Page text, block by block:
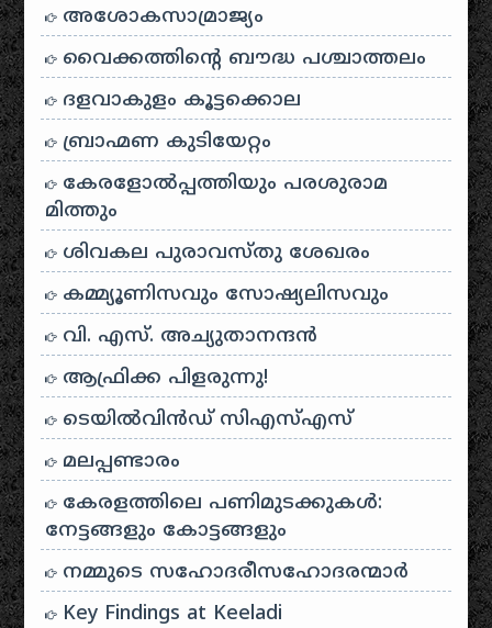
അശോകസാമ്രാജ്യം
വൈക്കത്തിന്റെ ബൗദ്ധ പശ്ചാത്തലം
ദളവാകുളം കൂട്ടക്കൊല
ബ്രാഹ്മണ കുടിയേറ്റം
കേരളോൽപ്പത്തിയും പരശുരാമ
മിത്തും
ശിവകല പുരാവസ്തു ശേഖരം
കമ്മ്യൂണിസവും സോഷ്യലിസവും
വി. എസ്. അച്യുതാനന്ദൻ
ആഫ്രിക്ക പിളരുന്നു!
ടെയിൽ‌വിൻഡ് സി‌എസ്‌എസ്
മലപ്പണ്ടാരം
കേരളത്തിലെ പണിമുടക്കുകൾ:
നേട്ടങ്ങളും കോട്ടങ്ങളും
നമ്മുടെ സഹോദരീസഹോദരന്മാർ
Key Findings at Keeladi